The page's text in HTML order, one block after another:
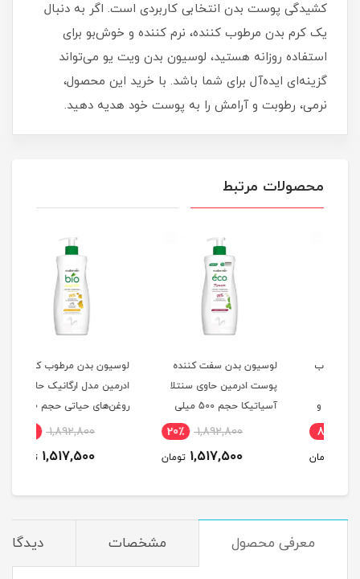
کشیدگی پوست بدن انتخابی کاربردی است. اگر به دنبال
یک کرم بدن مرطوب‌ کننده، نرم‌ کننده و خوش‌بو برای
استفاده روزانه هستید، لوسیون بدن ویت یو می‌تواند
گزینه‌ای ایده‌آل برای شما باشد. با خرید این محصول،
نرمی، رطوبت و آرامش را به پوست خود هدیه دهید.
محصولات مرتبط
لوسیون بدن سفت کننده
پوست ادرمین حاوی سنتلا
آسیاتیکا حجم 500 میلی
لیتر
1,892,800 20٪
1,517,500 تومان
لوسیون بدن مرطوب کننده
ادرمین مدل ارگانیک حاوی
روغن‌های حیاتی حجم 400
میلی لیتر 1,892,800 20٪
1,517,500 تومان
معرفی محصول مشخصات